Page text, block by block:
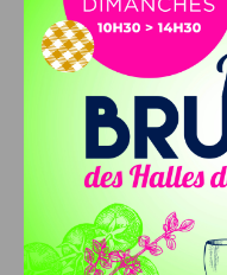
DFCO : RENCONTRE
L’ARTISAN DE LA
7 AOÛT,
Le